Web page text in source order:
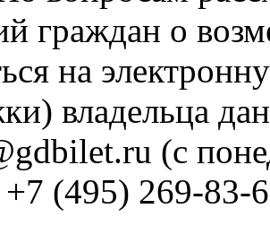
граждан о
на
владельца
(с
(495) 269-83-